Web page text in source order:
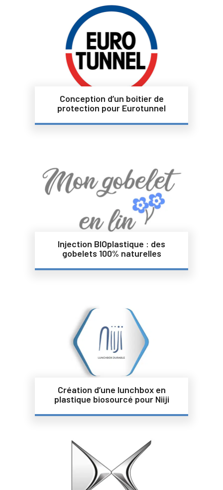
Conception d’un boitier de
protection pour Eurotunnel
Injection BIOplastique : des
gobelets 100% naturelles
Création d’une lunchbox en
plastique biosourcé pour Niiji